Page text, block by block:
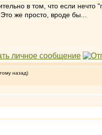
в том, что если
же просто, вроде бы...
назад)